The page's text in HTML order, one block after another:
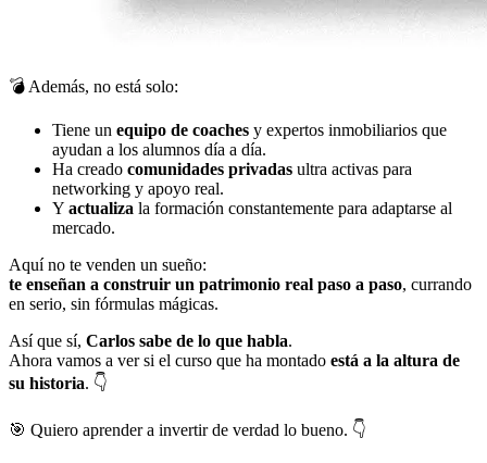
💣 Además, no está solo:
Tiene un equipo de coaches y expertos inmobiliarios que
ayudan a los alumnos día a día.
Ha creado comunidades privadas ultra activas para
networking y apoyo real.
Y actualiza la formación constantemente para adaptarse al
mercado.
Aquí no te venden un sueño:
te enseñan a construir un patrimonio real paso a paso, currando
en serio, sin fórmulas mágicas.
Así que sí, Carlos sabe de lo que habla.
Ahora vamos a ver si el curso que ha montado está a la altura de
su historia. 👇
🎯 Quiero aprender a invertir de verdad lo bueno. 👇